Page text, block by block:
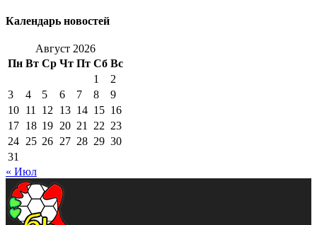
Календарь новостей
Август 2026
Пн Вт Ср Чт Пт Сб Вс
1
2
3
4 5 6 7 8
9
10 11 12 13 14 15 16
17 18 19 20 21 22 23
24 25 26 27 28 29 30
31
« Июл